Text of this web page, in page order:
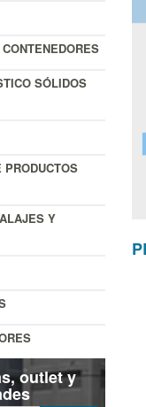
SÓLIDOS
Y
outlet y